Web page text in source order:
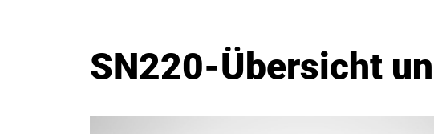
SN220-Übersicht